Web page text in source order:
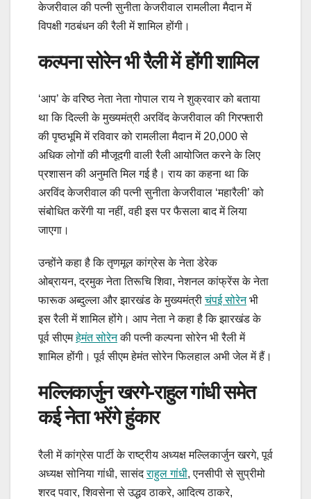
केजरीवाल की पत्नी सुनीता केजरीवाल रामलीला मैदान में
विपक्षी गठबंधन की रैली में शामिल होंगी।
कल्पना सोरेन भी रैली में होंगी शामिल
‘आप’ के वरिष्ठ नेता नेता गोपाल राय ने शुक्रवार को बताया
था कि दिल्ली के मुख्यमंत्री अरविंद केजरीवाल की गिरफ्तारी
की पृष्ठभूमि में रविवार को रामलीला मैदान में 20,000 से
अधिक लोगों की मौजूदगी वाली रैली आयोजित करने के लिए
प्रशासन की अनुमति मिल गई है। राय का कहना था कि
अरविंद केजरीवाल की पत्नी सुनीता केजरीवाल ‘महारैली’ को
संबोधित करेंगी या नहीं, वही इस पर फैसला बाद में लिया
जाएगा।
उन्होंने कहा है कि तृणमूल कांग्रेस के नेता डेरेक
ओब्रायन, द्रमुक नेता तिरूचि शिवा, नेशनल कांफ्रेंस के नेता
फारूक अब्दुल्ला और झारखंड के मुख्यमंत्रीचंपई सोरेनभी
इस रैली में शामिल होंगे। आप नेता ने कहा है कि झारखंड के
पूर्व सीएमहेमंत सोरेनकी पत्नी कल्पना सोरेन भी रैली में
शामिल होंगी। पूर्व सीएम हेमंत सोरेन फिलहाल अभी जेल में हैं।
मल्लिकार्जुन खरगे-राहुल गांधी समेत
कई नेता भरेंगे हुंकार
रैली में कांग्रेस पार्टी के राष्ट्रीय अध्यक्ष मल्लिकार्जुन खरगे, पूर्व
अध्यक्ष सोनिया गांधी, सासंदराहुल गांधी, एनसीपी से सुप्रीमो
शरद पवार, शिवसेना से उद्धव ठाकरे, आदित्य ठाकरे,